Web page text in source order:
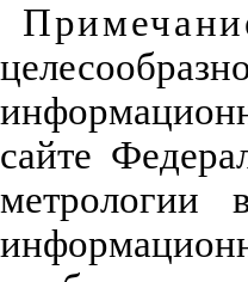
сайте
метрологии